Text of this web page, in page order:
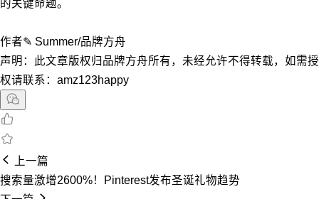
的关键命题。
作者✎ Summer/品牌方舟
声明：此文章版权归品牌方舟所有，未经允许不得转载，如需授
权请联系：amz123happy
上一篇
搜索量激增2600%！Pinterest发布圣诞礼物趋势